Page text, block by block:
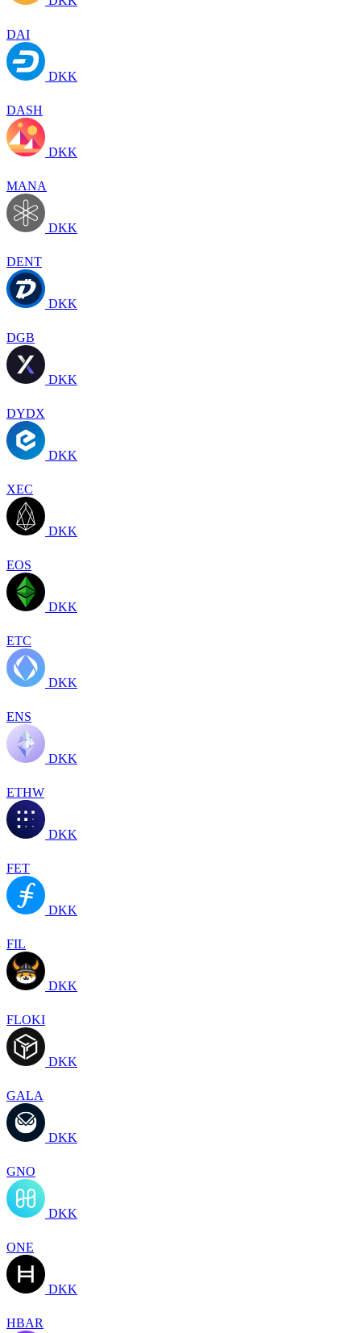
DAI
DKK
DASH
DKK
MANA
DKK
DENT
DKK
DGB
DKK
DYDX
DKK
XEC
DKK
EOS
DKK
ETC
DKK
ENS
DKK
ETHW
DKK
FET
DKK
FIL
DKK
FLOKI
DKK
GALA
DKK
GNO
DKK
ONE
DKK
HBAR